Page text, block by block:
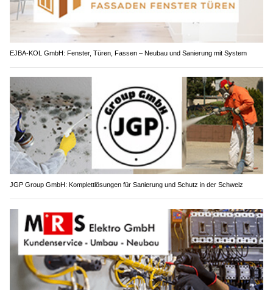
EJBA-KOL GmbH: Fenster, Türen, Fassen – Neubau und Sanierung mit System
JGP Group GmbH: Komplettlösungen für Sanierung und Schutz in der Schweiz